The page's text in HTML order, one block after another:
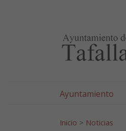
Ayuntamiento
Inicio > Noticias